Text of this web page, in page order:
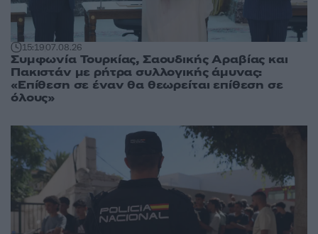
15:1907.08.26
Συμφωνία Τουρκίας, Σαουδικής Αραβίας και
Πακιστάν με ρήτρα συλλογικής άμυνας:
«Επίθεση σε έναν θα θεωρείται επίθεση σε
όλους»